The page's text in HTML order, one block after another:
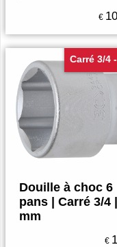
€
Carré 3/4
Douille à choc 6
pans | Carré 3/4
mm
€